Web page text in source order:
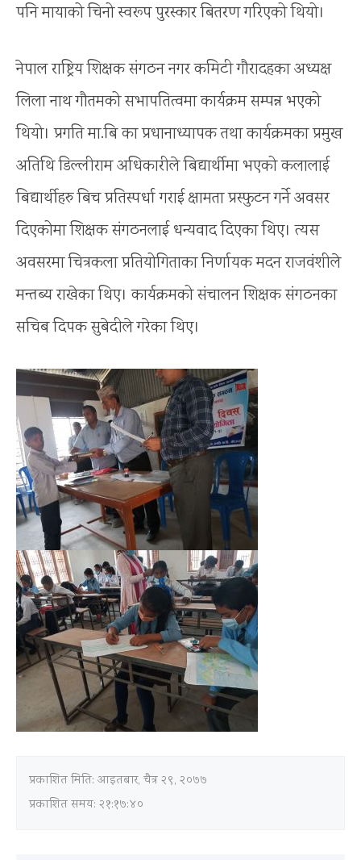
पनि मायाको चिनो स्वरूप पुरस्कार बितरण गरिएको थियो।
नेपाल राष्ट्रिय शिक्षक संगठन नगर कमिटी गौरादहका अध्यक्ष
लिला नाथ गौतमको सभापतित्वमा कार्यक्रम सम्पन्न भएको
थियो। प्रगति मा.बि का प्रधानाध्यापक तथा कार्यक्रमका प्रमुख
अतिथि डिल्लीराम अधिकारीले बिद्यार्थीमा भएको कलालाई
बिद्यार्थीहरु बिच प्रतिस्पर्धा गराई क्षामता प्रस्फुटन गर्ने अवसर
दिएकोमा शिक्षक संगठनलाई धन्यवाद दिएका थिए। त्यस
अवसरमा चित्रकला प्रतियोगिताका निर्णायक मदन राजवंशीले
मन्तब्य राखेका थिए। कार्यक्रमको संचालन शिक्षक संगठनका
सचिब दिपक सुबेदीले गरेका थिए।
प्रकाशित मिति: आइतबार, चैत्र २९, २०७७
प्रकाशित समय: २१:१७:४०